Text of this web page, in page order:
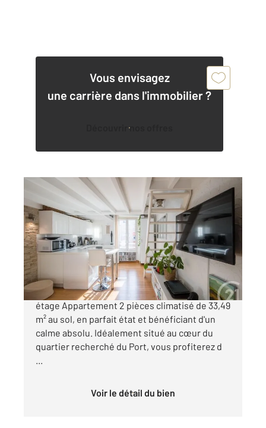
Vous envisagez
une carrière dans l'immobilier ?
Découvrir nos offres
NICE 06
24,52 m
, 2 pièces
Ref : 2280
Appartement F2 à vendre
215 000 €
NICE - LE PORT - Charmant 2 pièces en dernier
étage Appartement 2 pièces climatisé de 33,49
m² au sol, en parfait état et bénéficiant d'un
calme absolu. Idéalement situé au cœur du
quartier recherché du Port, vous profiterez d
...
Voir le détail du bien